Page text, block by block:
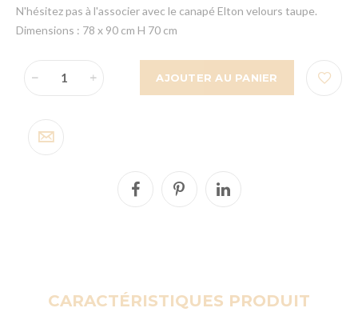
N'hésitez pas à l'associer avec le canapé Elton velours taupe.
Dimensions : 78 x 90 cm H 70 cm
AJOUTER AU PANIER
CARACTÉRISTIQUES PRODUIT